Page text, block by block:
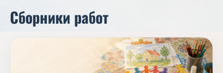
Сборники работ